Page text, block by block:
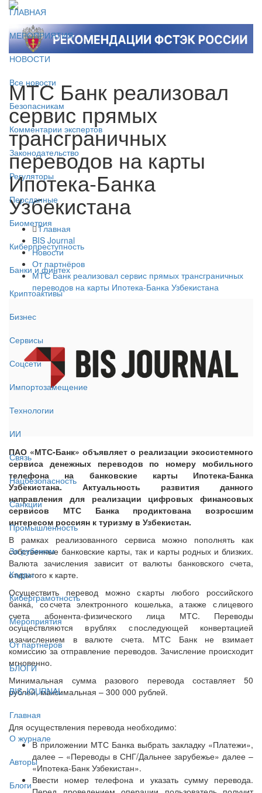
ГЛАВНАЯ
МЕРОПРИЯТИЯ
НОВОСТИ
Все новости
Безопасникам
Комментарии экспертов
Законодательство
Регуляторы
Персданные
Биометрия
Киберпреступность
Банки и финтех
Криптоактивы
Бизнес
Сервисы
Соцсети
Импортозамещение
Технологии
ИИ
Связь
Нацбезопасность
Санкции
Промышленность
За рубежом
Кадры
Киберграмотность
Мероприятия
От партнёров
БЛОГИ
BIS JOURNAL
Главная
О журнале
Авторы
Блоги
МТС Банк реализовал
сервис прямых
трансграничных
переводов на карты
Ипотека-Банка
Узбекистана
Главная
BIS Journal
Новости
От партнёров
МТС Банк реализовал сервис прямых трансграничных
переводов на карты Ипотека-Банка Узбекистана
ПАО «МТС-Банк» объявляет о реализации экосистемного
сервиса денежных переводов по номеру мобильного
телефона на банковские карты Ипотека-Банка
Узбекистана. Актуальность развития данного
направления для реализации цифровых финансовых
сервисов МТС Банка продиктована возросшим
интересом россиян к туризму в Узбекистан.
В рамках реализованного сервиса можно пополнять как
собственные банковские карты, так и карты родных и близких.
Валюта зачисления зависит от валюты банковского счета,
открытого к карте.
Осуществить перевод можно с карты любого российского
банка, со счета электронного кошелька, а также с лицевого
счета абонента-физического лица МТС. Переводы
осуществляются в рублях с последующей конвертацией
и зачислением в валюте счета. МТС Банк не взимает
комиссию за отправление переводов. Зачисление происходит
мгновенно.
Минимальная сумма разового перевода составляет 50
рублей, максимальная – 300 000 рублей.
Для осуществления перевода необходимо:
В приложении МТС Банка выбрать закладку «Платежи»,
далее – «Переводы в СНГ/Дальнее зарубежье» далее –
«Ипотека-Банк Узбекистан».
Ввести номер телефона и указать сумму перевода.